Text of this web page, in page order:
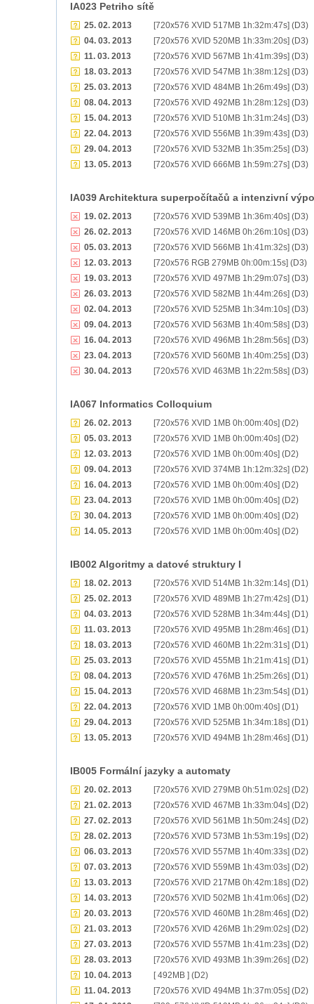
IA023 Petriho sítě
25. 02. 2013
[720x576 XVID 517MB 1h:32m:47s] (D3)
04. 03. 2013
[720x576 XVID 520MB 1h:33m:20s] (D3)
11. 03. 2013
[720x576 XVID 567MB 1h:41m:39s] (D3)
18. 03. 2013
[720x576 XVID 547MB 1h:38m:12s] (D3)
25. 03. 2013
[720x576 XVID 484MB 1h:26m:49s] (D3)
08. 04. 2013
[720x576 XVID 492MB 1h:28m:12s] (D3)
15. 04. 2013
[720x576 XVID 510MB 1h:31m:24s] (D3)
22. 04. 2013
[720x576 XVID 556MB 1h:39m:43s] (D3)
29. 04. 2013
[720x576 XVID 532MB 1h:35m:25s] (D3)
13. 05. 2013
[720x576 XVID 666MB 1h:59m:27s] (D3)
IA039 Architektura superpočítačů a intenzivní
19. 02. 2013
[720x576 XVID 539MB 1h:36m:40s] (D3)
26. 02. 2013
[720x576 XVID 146MB 0h:26m:10s] (D3)
05. 03. 2013
[720x576 XVID 566MB 1h:41m:32s] (D3)
12. 03. 2013
[720x576 RGB 279MB 0h:00m:15s] (D3)
19. 03. 2013
[720x576 XVID 497MB 1h:29m:07s] (D3)
26. 03. 2013
[720x576 XVID 582MB 1h:44m:26s] (D3)
02. 04. 2013
[720x576 XVID 525MB 1h:34m:10s] (D3)
09. 04. 2013
[720x576 XVID 563MB 1h:40m:58s] (D3)
16. 04. 2013
[720x576 XVID 496MB 1h:28m:56s] (D3)
23. 04. 2013
[720x576 XVID 560MB 1h:40m:25s] (D3)
30. 04. 2013
[720x576 XVID 463MB 1h:22m:58s] (D3)
IA067 Informatics Colloquium
26. 02. 2013
[720x576 XVID 1MB 0h:00m:40s] (D2)
05. 03. 2013
[720x576 XVID 1MB 0h:00m:40s] (D2)
12. 03. 2013
[720x576 XVID 1MB 0h:00m:40s] (D2)
09. 04. 2013
[720x576 XVID 374MB 1h:12m:32s] (D2)
16. 04. 2013
[720x576 XVID 1MB 0h:00m:40s] (D2)
23. 04. 2013
[720x576 XVID 1MB 0h:00m:40s] (D2)
30. 04. 2013
[720x576 XVID 1MB 0h:00m:40s] (D2)
14. 05. 2013
[720x576 XVID 1MB 0h:00m:40s] (D2)
IB002 Algoritmy a datové struktury I
18. 02. 2013
[720x576 XVID 514MB 1h:32m:14s] (D1)
25. 02. 2013
[720x576 XVID 489MB 1h:27m:42s] (D1)
04. 03. 2013
[720x576 XVID 528MB 1h:34m:44s] (D1)
11. 03. 2013
[720x576 XVID 495MB 1h:28m:46s] (D1)
18. 03. 2013
[720x576 XVID 460MB 1h:22m:31s] (D1)
25. 03. 2013
[720x576 XVID 455MB 1h:21m:41s] (D1)
08. 04. 2013
[720x576 XVID 476MB 1h:25m:26s] (D1)
15. 04. 2013
[720x576 XVID 468MB 1h:23m:54s] (D1)
22. 04. 2013
[720x576 XVID 1MB 0h:00m:40s] (D1)
29. 04. 2013
[720x576 XVID 525MB 1h:34m:18s] (D1)
13. 05. 2013
[720x576 XVID 494MB 1h:28m:46s] (D1)
IB005 Formální jazyky a automaty
20. 02. 2013
[720x576 XVID 279MB 0h:51m:02s] (D2)
21. 02. 2013
[720x576 XVID 467MB 1h:33m:04s] (D2)
27. 02. 2013
[720x576 XVID 561MB 1h:50m:24s] (D2)
28. 02. 2013
[720x576 XVID 573MB 1h:53m:19s] (D2)
06. 03. 2013
[720x576 XVID 557MB 1h:40m:33s] (D2)
07. 03. 2013
[720x576 XVID 559MB 1h:43m:03s] (D2)
13. 03. 2013
[720x576 XVID 217MB 0h:42m:18s] (D2)
14. 03. 2013
[720x576 XVID 502MB 1h:41m:06s] (D2)
20. 03. 2013
[720x576 XVID 460MB 1h:28m:46s] (D2)
21. 03. 2013
[720x576 XVID 426MB 1h:29m:02s] (D2)
27. 03. 2013
[720x576 XVID 557MB 1h:41m:23s] (D2)
28. 03. 2013
[720x576 XVID 493MB 1h:39m:26s] (D2)
10. 04. 2013
[ 492MB ] (D2)
11. 04. 2013
[720x576 XVID 494MB 1h:37m:05s] (D2)